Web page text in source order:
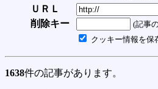
ＵＲＬ
削除キー
(記事
クッキー情報を保
1638件の記事があります。